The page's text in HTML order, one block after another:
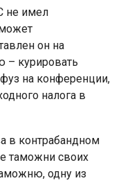
не имел
он на
– курировать
на конференции,
налога в
в контрабандном
таможни своих
одну из